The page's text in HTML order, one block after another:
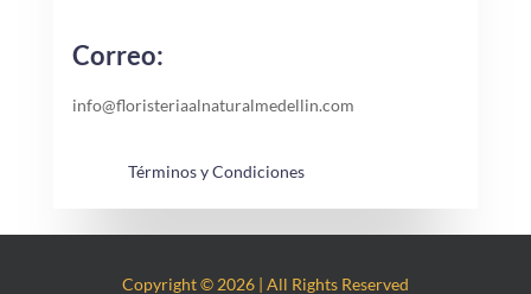
Correo:
info@floristeriaalnaturalmedellin.com
Términos y Condiciones
Copyright © 2026 | All Rights Reserved